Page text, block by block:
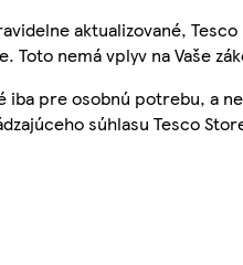
aktualizované,
nemá vplyv na Vaše
iba pre osobnú potrebu, a
súhlasu Tesco